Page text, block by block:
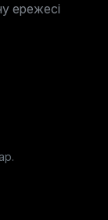
ережесі